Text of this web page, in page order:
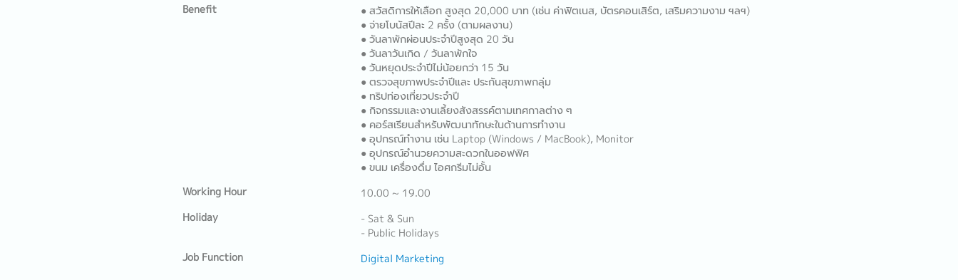
Benefit
● สวัสดิการให้เลือก สูงสุด 20,000 บาท (เช่น ค่าฟิตเนส, บัตรคอนเสิร์ต, เสริมความงาม ฯลฯ)
● จ่ายโบนัสปีละ 2 ครั้ง (ตามผลงาน)
● วันลาพักผ่อนประจำปีสูงสุด 20 วัน
● วันลาวันเกิด / วันลาพักใจ
● วันหยุดประจำปีไม่น้อยกว่า 15 วัน
● ตรวจสุขภาพประจำปีและ ประกันสุขภาพกลุ่ม
● ทริปท่องเที่ยวประจำปี
● กิจกรรมและงานเลี้ยงสังสรรค์ตามเทศกาลต่าง ๆ
● คอร์สเรียนสำหรับพัฒนาทักษะในด้านการทำงาน
● อุปกรณ์ทำงาน เช่น Laptop (Windows / MacBook), Monitor
● อุปกรณ์อำนวยความสะดวกในออฟฟิศ
● ขนม เครื่องดื่ม ไอศกรีมไม่อั้น
Working Hour
10.00 ~ 19.00
Holiday
- Sat & Sun
- Public Holidays
Job Function
Digital Marketing